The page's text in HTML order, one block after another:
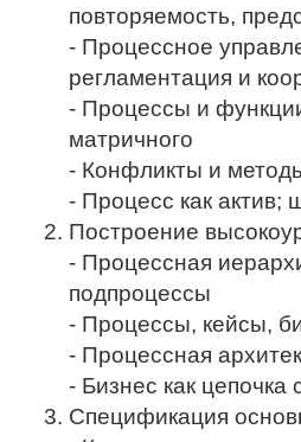
повторяемость,
- Процессное
регламентация и
- Процессы и
матричного
- Конфликты и
- Процесс как актив;
Построение
- Процессная
подпроцессы
- Процессы, кейсы,
- Процессная
- Бизнес как цепочка
Спецификация